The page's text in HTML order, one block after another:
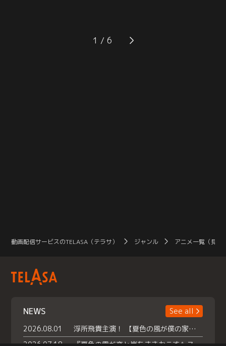
ていく。一計を案じた銀時がタカチ
ンを病院に担ぎ込み、瞬時に回復＆
でゴール。当然、替玉疑惑にツッコ
む土方だが、身内にタクシーでの不
1
動画配信サービスのTELASA（テラサ） ジャンル アニメ一覧（見放
NEWS
See all
2026.08.01
浮所飛貴主演！ 【夏色の風が僕の家にやってきた】 本日よりテラサで独占配信スタート！